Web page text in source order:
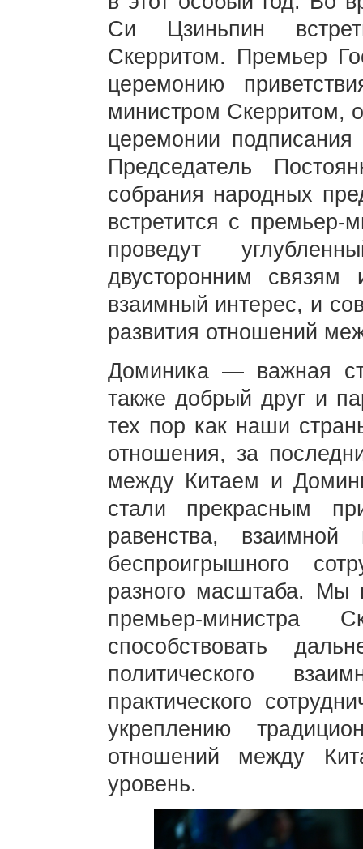
Си Цзиньпин
Скерритом. Премьер
церемонию
министром Скерритом,
церемонии подписания
Председатель
собрания народных
встретится с
проведут
двусторонним
взаимный интерес, и
развития отношений
Доминика — важная
также добрый друг и
тех пор как наши
отношения, за
между Китаем и
стали прекрасным
равенства,
беспроигрышного
разного масштаба. Мы
премьер-
способствовать
политического
практического
укреплению
отношений между
уровень.